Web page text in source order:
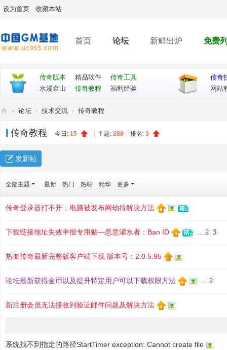
设为首页 收藏本站
首页 论坛 新鲜出炉 免费
传奇版本 精品软件
传奇工具
水漫金山
传奇教程 福利经验
传奇
网站
奇
G
M
论
坛
» 论坛 › 技术交流 › 传奇教程
传奇教程 今日: 15 主题: 288 排名: 3
发新帖
全部主题 最新 热门 热帖 精华 更多
传奇登录器打不开，电脑被发布网劫持解决方法
下载链接地址失效申报专用贴—恶意灌水者：Ban ID ... 2 3
热血传奇最新完整版客户端下载 版本号：2.0.5.95
论坛最新获得金币以及提升特定用户可以下载权限方法 ... 2
新注册会员无法接收到验证邮件问题及解决方法
系统找不到指定的路径StartTimer exception: Cannot create file